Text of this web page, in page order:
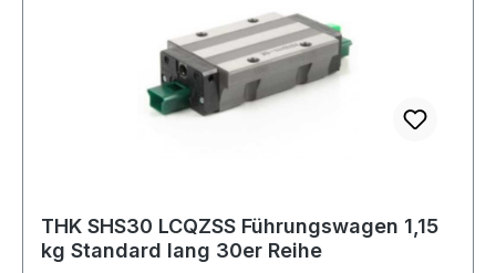
THK SHS30 LCQZSS Führungswagen 1,15
kg Standard lang 30er Reihe